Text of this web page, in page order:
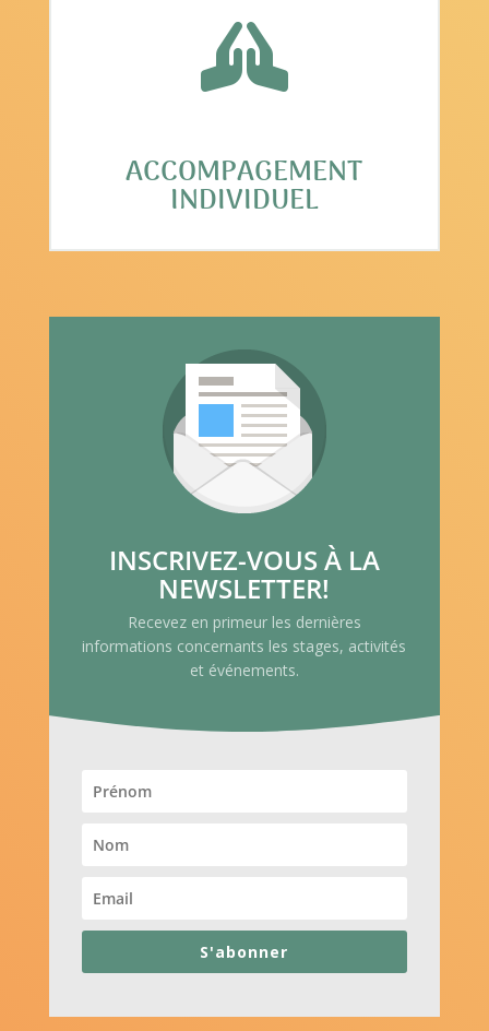

ACCOMPAGEMENT
INDIVIDUEL
INSCRIVEZ-VOUS À LA
NEWSLETTER!
Recevez en primeur les dernières
informations concernants les stages, activités
et événements.
S'abonner